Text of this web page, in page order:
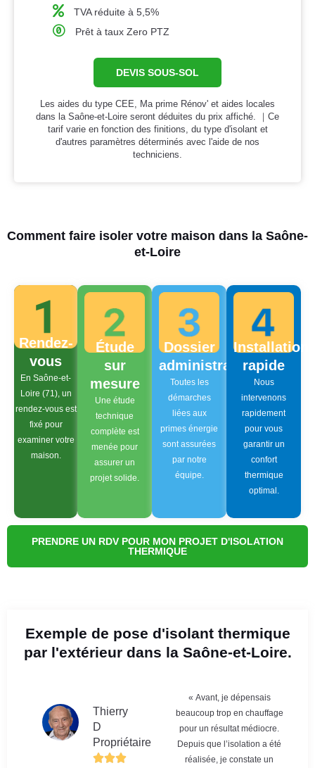
TVA réduite à 5,5%
Prêt à taux Zero PTZ
DEVIS SOUS-SOL
Les aides du type CEE, Ma prime Rénov' et aides locales
dans la Saône-et-Loire seront déduites du prix affiché. ｜Ce
tarif varie en fonction des finitions, du type d'isolant et
d'autres paramètres déterminés avec l'aide de nos
techniciens.
Comment faire isoler votre maison dans la Saône-
et-Loire
Rendez-
vous
En Saône-et-
Loire (71), un
rendez-vous est
fixé pour
examiner votre
maison.
Étude
sur
mesure
Une étude
technique
complète est
menée pour
assurer un
projet solide.
Dossier
administratif
Toutes les
démarches
liées aux
primes énergie
sont assurées
par notre
équipe.
Installation
rapide
Nous
intervenons
rapidement
pour vous
garantir un
confort
thermique
optimal.
PRENDRE UN RDV POUR MON PROJET D'ISOLATION
THERMIQUE
Exemple de pose d'isolant thermique
par l'extérieur dans la Saône-et-Loire.
Thierry
D
Propriétaire
« Avant, je dépensais
beaucoup trop en chauffage
pour un résultat médiocre.
Depuis que l’isolation a été
réalisée, je constate un